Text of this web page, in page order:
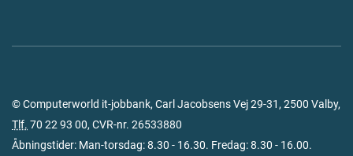
© Computerworld it-jobbank, Carl Jacobsens Vej 29-31, 2500 Valby,
Tlf. 70 22 93 00, CVR-nr. 26533880
Åbningstider: Man-torsdag: 8.30 - 16.30. Fredag: 8.30 - 16.00.